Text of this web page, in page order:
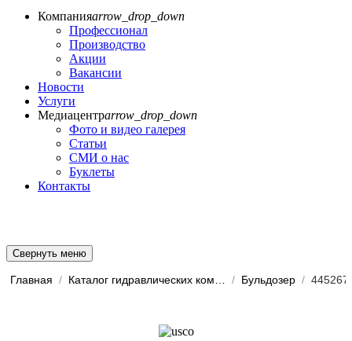
Компанияarrow_drop_down
Профессионал
Производство
Акции
Вакансии
Новости
Услуги
Медиацентрarrow_drop_down
Фото и видео галерея
Статьи
СМИ о нас
Буклеты
Контакты
Свернуть меню
Главная / / Бульдозер /